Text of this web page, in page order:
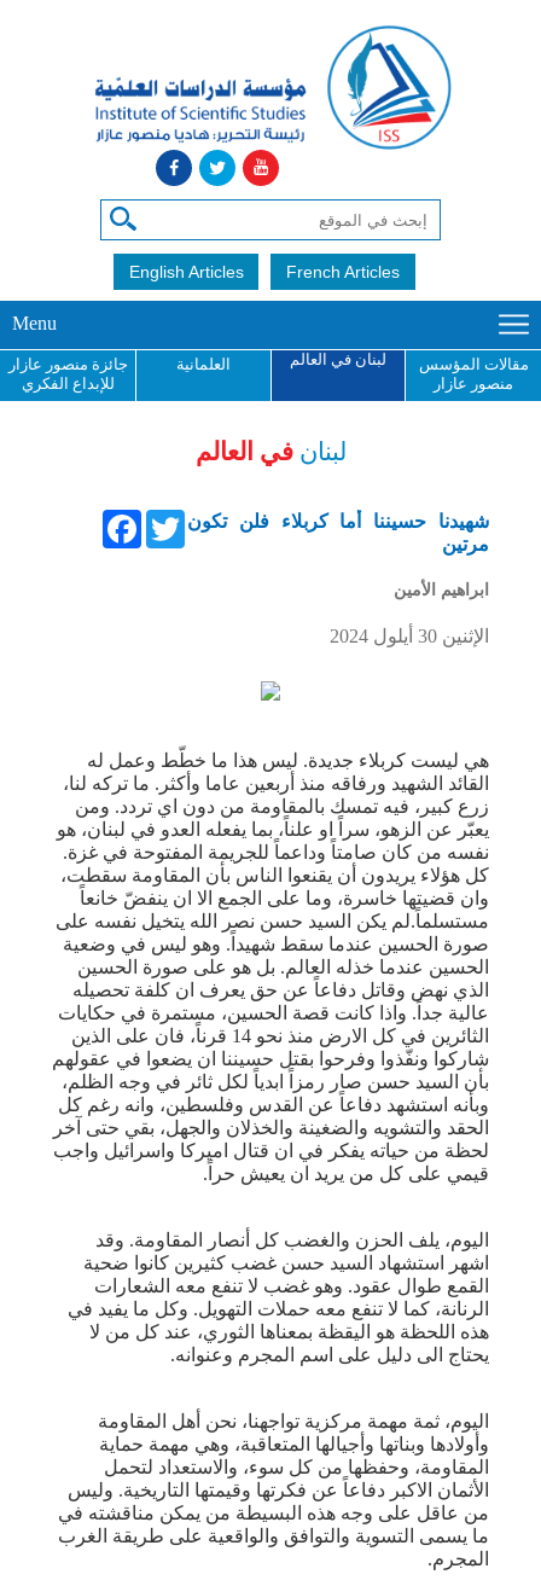
English Articles French Articles
Menu
مقالات المؤسس
منصور عازار
لبنان في العالم العلمانية
جائزة منصور عازار
للإبداع الفكري
لبنان في العالم
FacebookTwitter شهيدنا حسيننا أما كربلاء فلن تكون
مرتين
ابراهيم الأمين
الإثنين 30 أيلول 2024
هي ليست كربلاء جديدة. ليس هذا ما خطّط وعمل له
القائد الشهيد ورفاقه منذ أربعين عاما وأكثر. ما تركه لنا،
زرع كبير، فيه تمسك بالمقاومة من دون اي تردد. ومن
يعبّر عن الزهو، سراً او علناً، بما يفعله العدو في لبنان، هو
نفسه من كان صامتاً وداعماً للجريمة المفتوحة في غزة.
كل هؤلاء يريدون أن يقنعوا الناس بأن المقاومة سقطت،
وان قضيتها خاسرة، وما على الجمع الا ان ينفضّ خانعاً
مستسلماً.لم يكن السيد حسن نصر الله يتخيل نفسه على
صورة الحسين عندما سقط شهيداً. وهو ليس في وضعية
الحسين عندما خذله العالم. بل هو على صورة الحسين
الذي نهض وقاتل دفاعاً عن حق يعرف ان كلفة تحصيله
عالية جداً. واذا كانت قصة الحسين، مستمرة في حكايات
الثائرين في كل الارض منذ نحو 14 قرناً، فان على الذين
شاركوا ونفّذوا وفرحوا بقتل حسيننا ان يضعوا في عقولهم
بأن السيد حسن صار رمزاً ابدياً لكل ثائر في وجه الظلم،
وبأنه استشهد دفاعاً عن القدس وفلسطين، وانه رغم كل
الحقد والتشويه والضغينة والخذلان والجهل، بقي حتى آخر
لحظة من حياته يفكر في ان قتال اميركا واسرائيل واجب
قيمي على كل من يريد ان يعيش حراً.
اليوم، يلف الحزن والغضب كل أنصار المقاومة. وقد
اشهر استشهاد السيد حسن غضب كثيرين كانوا ضحية
القمع طوال عقود. وهو غضب لا تنفع معه الشعارات
الرنانة، كما لا تنفع معه حملات التهويل. وكل ما يفيد في
هذه اللحظة هو اليقظة بمعناها الثوري، عند كل من لا
يحتاج الى دليل على اسم المجرم وعنوانه.
اليوم، ثمة مهمة مركزية تواجهنا، نحن أهل المقاومة
وأولادها وبناتها وأجيالها المتعاقبة، وهي مهمة حماية
المقاومة، وحفظها من كل سوء، والاستعداد لتحمل
الأثمان الاكبر دفاعاً عن فكرتها وقيمتها التاريخية. وليس
من عاقل على وجه هذه البسيطة من يمكن مناقشته في
ما يسمى التسوية والتوافق والواقعية على طريقة الغرب
المجرم.